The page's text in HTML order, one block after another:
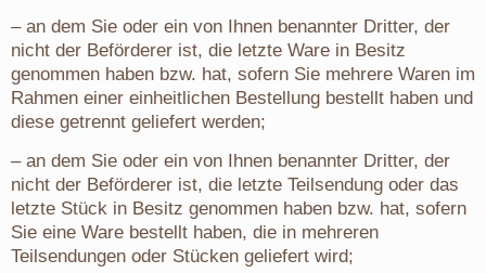
– an dem Sie oder ein von Ihnen benannter Dritter, der
nicht der Beförderer ist, die letzte Ware in Besitz
genommen haben bzw. hat, sofern Sie mehrere Waren im
Rahmen einer einheitlichen Bestellung bestellt haben und
diese getrennt geliefert werden;
– an dem Sie oder ein von Ihnen benannter Dritter, der
nicht der Beförderer ist, die letzte Teilsendung oder das
letzte Stück in Besitz genommen haben bzw. hat, sofern
Sie eine Ware bestellt haben, die in mehreren
Teilsendungen oder Stücken geliefert wird;